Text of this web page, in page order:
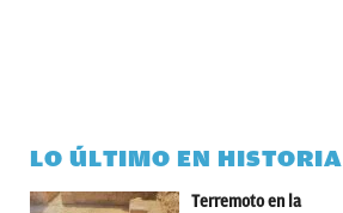
LO ÚLTIMO EN HISTORIA
Terremoto en la